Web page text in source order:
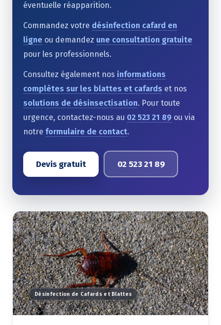
éventuelle réapparition.
Commandez votre désinfection cafard en
ligne ou demandez une consultation gratuite
pour les professionnels.
Consultez également nos informations
complètes sur les blattes et cafards et nos
solutions de désinsectisation. Pour toute
urgence, contactez-nous au 02 523 21 89 ou via
notre formulaire de contact.
Devis gratuit 02 523 21 89
Désinfection de Cafards et Blattes